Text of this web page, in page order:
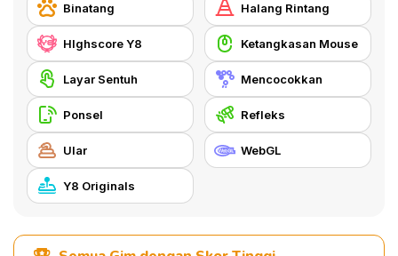
Binatang Halang Rintang
HIghscore Y8 Ketangkasan Mouse
Layar Sentuh Mencocokkan
Ponsel Refleks
Ular WebGL
Y8 Originals